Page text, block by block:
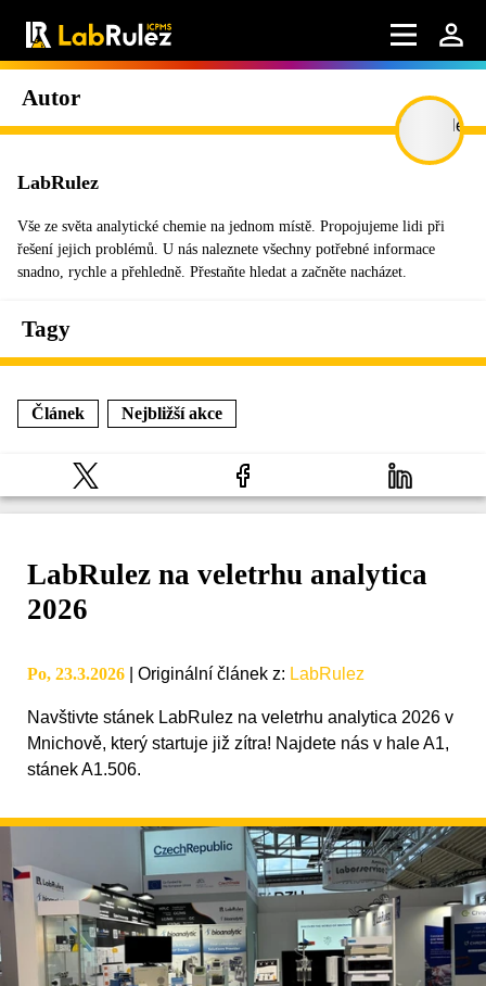
Autor
LabRulez
Vše ze světa analytické chemie na jednom místě. Propojujeme lidi při
řešení jejich problémů. U nás naleznete všechny potřebné informace
snadno, rychle a přehledně. Přestaňte hledat a začněte nacházet.
Tagy
Článek Nejbližší akce
LabRulez na veletrhu analytica
2026
Po, 23.3.2026 Originální článek z: LabRulez
Navštivte stánek LabRulez na veletrhu analytica 2026 v
Mnichově, který startuje již zítra! Najdete nás v hale A1,
stánek A1.506.